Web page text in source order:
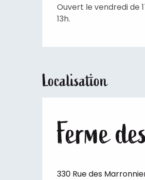
Ouvert le vendredi de
13h.
Localisation
Ferme
330 Rue des